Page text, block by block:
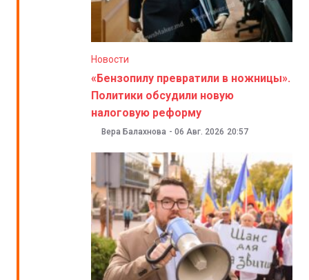
Новости
«Бензопилу превратили в ножницы».
Политики обсудили новую
налоговую реформу
Вера Балахнова - 06 Авг. 2026 20:57